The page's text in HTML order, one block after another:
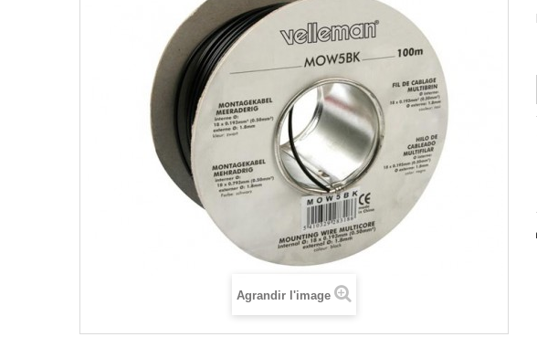
Agrandir l'image